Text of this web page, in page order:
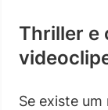
Thriller e
Se existe